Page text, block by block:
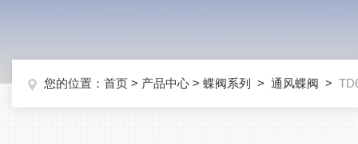
您的位置： 首页 > 产品中心 > 蝶阀系列 > 通风蝶阀 >